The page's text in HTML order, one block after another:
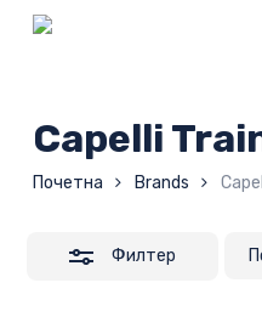
Skip
contentCapelli
Почетна Brands
Филтер